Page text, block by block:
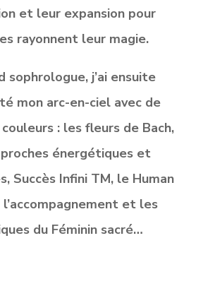
et leur expansion pour
rayonnent leur magie.
sophrologue, j’ai ensuite
mon arc-en-ciel avec de
: les fleurs de Bach,
énergétiques et
Succès Infini TM, le Human
l’accompagnement et les
du Féminin sacré…